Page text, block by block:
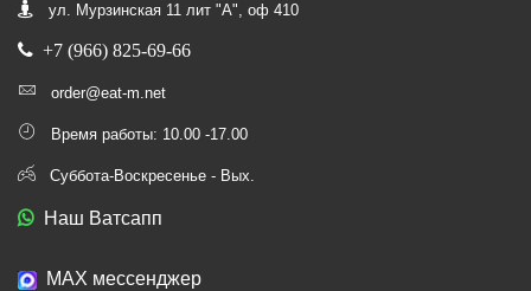
ул. Мурзинская 11 лит "А", оф 410
+7 (966) 825-69-66
order@eat-m.net
Время работы: 10.00 -17.00
Суббота-Воскресенье - Вых.
Наш Ватсапп
МАХ мессенджер